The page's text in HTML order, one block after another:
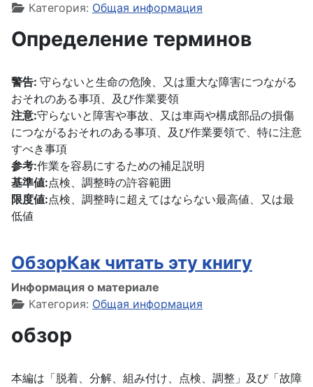
Категория: Общая информация
Определение терминов
警告: 守らないと生命の危険、又は重大な障害につながる
おそれのある事項、及び作業要領
注意:守らないと障害や事故、又は車両や構成部品の損傷
につながるおそれのある事項、及び作業要領で、特に注意
すべき事項
参考:作業を容易にするための補足説明
基準値:点検、調整時の許容範囲
限度値:点検、調整時に超えてはならない最高値、又は最
低値
ОбзорКак читать эту книгу
Информация о материале
Категория: Общая информация
обзор
本編は「脱着、分解、組み付け、点検、調整」及び「故障